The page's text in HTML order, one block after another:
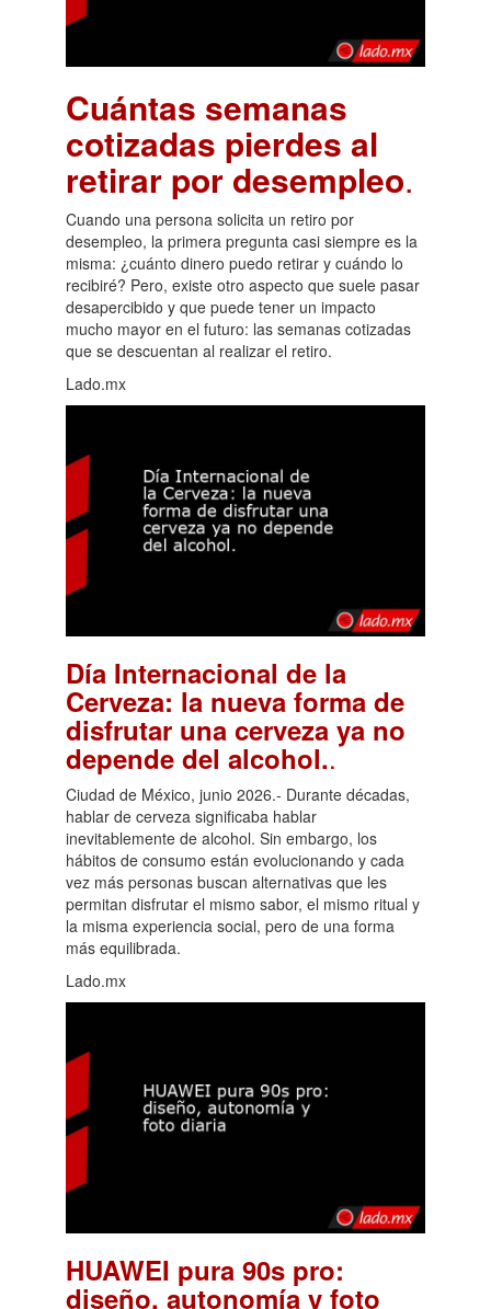
Cuántas semanas
cotizadas pierdes al
retirar por desempleo.
Cuando una persona solicita un retiro por
desempleo, la primera pregunta casi siempre es la
misma: ¿cuánto dinero puedo retirar y cuándo lo
recibiré? Pero, existe otro aspecto que suele pasar
desapercibido y que puede tener un impacto
mucho mayor en el futuro: las semanas cotizadas
que se descuentan al realizar el retiro.
Lado.mx
Día Internacional de la
Cerveza: la nueva forma de
disfrutar una cerveza ya no
depende del alcohol..
Ciudad de México, junio 2026.- Durante décadas,
hablar de cerveza significaba hablar
inevitablemente de alcohol. Sin embargo, los
hábitos de consumo están evolucionando y cada
vez más personas buscan alternativas que les
permitan disfrutar el mismo sabor, el mismo ritual y
la misma experiencia social, pero de una forma
más equilibrada.
Lado.mx
HUAWEI pura 90s pro:
diseño, autonomía y foto